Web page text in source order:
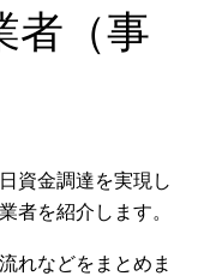
者（事
資金調達を実現し
者を紹介します。
れなどをまとめま